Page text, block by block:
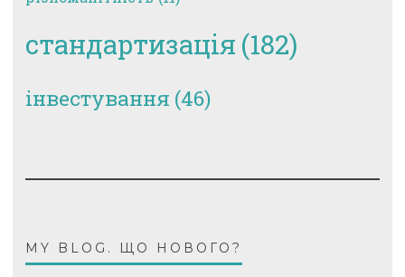
стандартизація (182)
інвестування (46)
MY BLOG. ЩО НОВОГО?